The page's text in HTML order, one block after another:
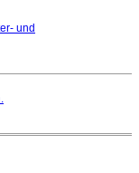
und
am